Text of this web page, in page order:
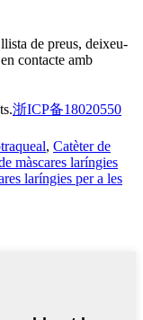
de preus, deixeu-
contacte amb
浙ICP备18020550
, Catèter de
màscares laríngies
laríngies per a les